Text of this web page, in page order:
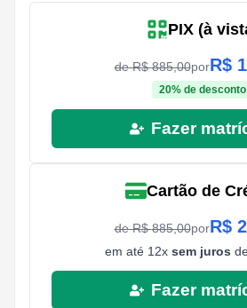
PIX (à
de R$885,00porR$
20% de desconto
Fazer
Cartão de
de R$885,00porR$
em até 12x sem juros
Fazer